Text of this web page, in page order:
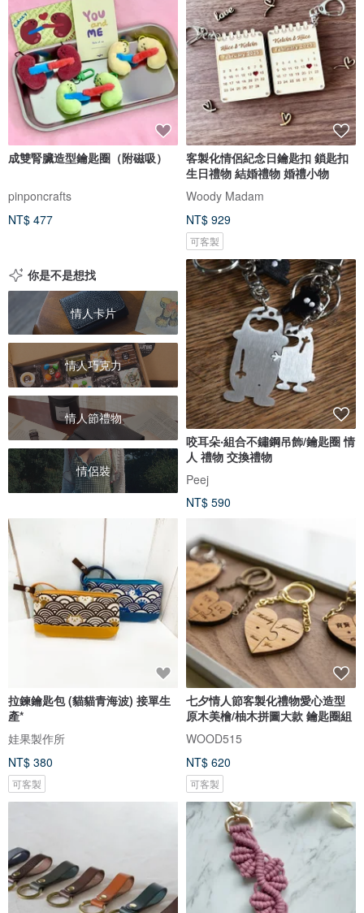
成雙腎臟造型鑰匙圈（附磁吸）
pinponcrafts
NT$ 477
客製化情侶紀念日鑰匙扣 鎖匙扣
生日禮物 結婚禮物 婚禮小物
Woody Madam
NT$ 929
可客製
你是不是想找
情人卡片
情人巧克力
情人節禮物
情侶裝
咬耳朵‧組合不鏽鋼吊飾/鑰匙圈 情
人 禮物 交換禮物
Peej
NT$ 590
拉鍊鑰匙包 (貓貓青海波) 接單生
產*
娃果製作所
NT$ 380
可客製
七夕情人節客製化禮物愛心造型
原木美檜/柚木拼圖大款 鑰匙圈組
WOOD515
NT$ 620
可客製